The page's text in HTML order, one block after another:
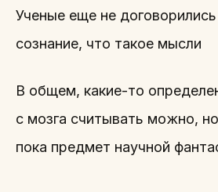
Ученые еще не
сознание, что такое мысли
В общем, какие-то
с мозга считывать можно,
пока предмет научной